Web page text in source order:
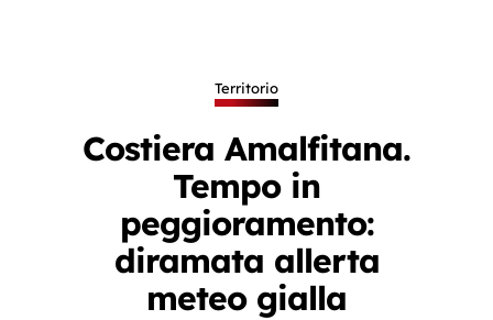
Territorio
Costiera Amalfitana.
Tempo in
peggioramento:
diramata allerta
meteo gialla